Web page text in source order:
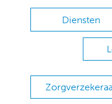
Diensten